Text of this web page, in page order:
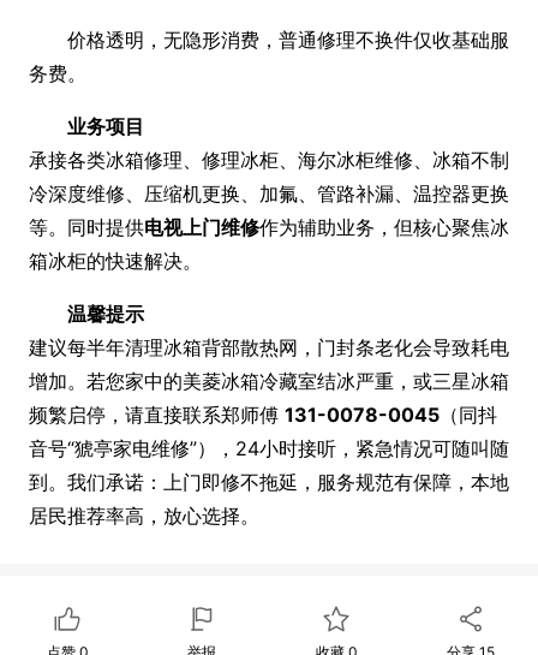
价格透明，无隐形消费，普通修理不换件仅收基础服
务费。
业务项目
承接各类冰箱修理、修理冰柜、海尔冰柜维修、冰箱不制
冷深度维修、压缩机更换、加氟、管路补漏、温控器更换
等。同时提供电视上门维修作为辅助业务，但核心聚焦冰
箱冰柜的快速解决。
温馨提示
建议每半年清理冰箱背部散热网，门封条老化会导致耗电
增加。若您家中的美菱冰箱冷藏室结冰严重，或三星冰箱
频繁启停，请直接联系郑师傅 131-0078-0045 （同抖
音号“猇亭家电维修”），24小时接听，紧急情况可随叫随
到。我们承诺：上门即修不拖延，服务规范有保障，本地
居民推荐率高，放心选择。